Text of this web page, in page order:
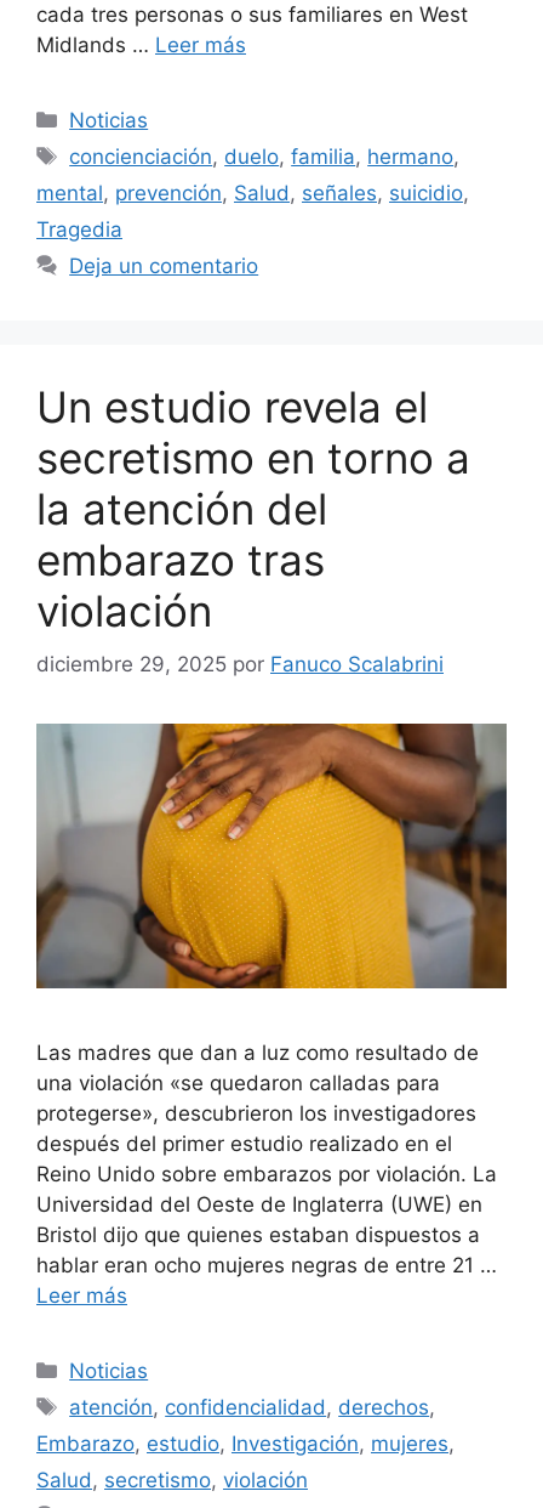
cada tres personas o sus familiares en West
Midlands … Leer más
Categorías
Noticias
Etiquetas
concienciación, duelo,familia, hermano,
mental, prevención, Salud , señales, suicidio,
Tragedia
Deja un comentario
Un estudio revela el
secretismo en torno a
la atención del
embarazo tras
violación
diciembre 29, 2025 por Fanuco Scalabrini
Las madres que dan a luz como resultado de
una violación «se quedaron calladas para
protegerse», descubrieron los investigadores
después del primer estudio realizado en el
Reino Unido sobre embarazos por violación. La
Universidad del Oeste de Inglaterra (UWE) en
Bristol dijo que quienes estaban dispuestos a
hablar eran ocho mujeres negras de entre 21 …
Leer más
Categorías
Noticias
Etiquetas
atención, confidencialidad, derechos,
Embarazo, estudio, Investigación, mujeres,
Salud, secretismo, violación